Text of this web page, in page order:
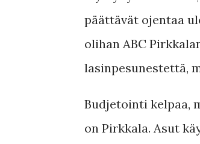
päättävät ojentaa
olihan ABC
lasinpesunestettä,
Budjetointi kelpaa,
on Pirkkala. Asut